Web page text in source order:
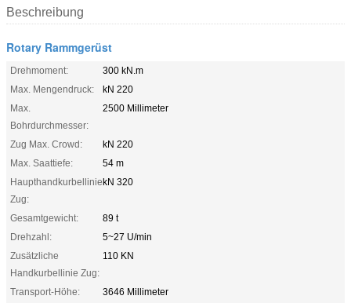
Beschreibung
Rotary Rammgerüst
Drehmoment:
300 kN.m
Max. Mengendruck:
kN 220
Max.
Bohrdurchmesser:
2500 Millimeter
Zug Max. Crowd:
kN 220
Max. Saattiefe:
54 m
Haupthandkurbellinie
Zug:
kN 320
Gesamtgewicht:
89 t
Drehzahl:
5~27 U/min
Zusätzliche
Handkurbellinie Zug:
110 KN
Transport-Höhe:
3646 Millimeter